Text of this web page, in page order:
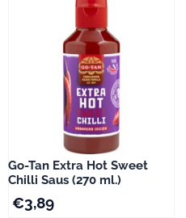
Go-Tan Extra Hot Sweet
Chilli Saus (270 ml.)
€3,89